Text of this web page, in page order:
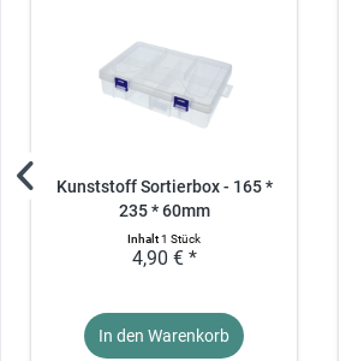
Kunststoff Sortierbox - 165 *
235 * 60mm
Inhalt1 Stück
4,90 € *
In den Warenkorb